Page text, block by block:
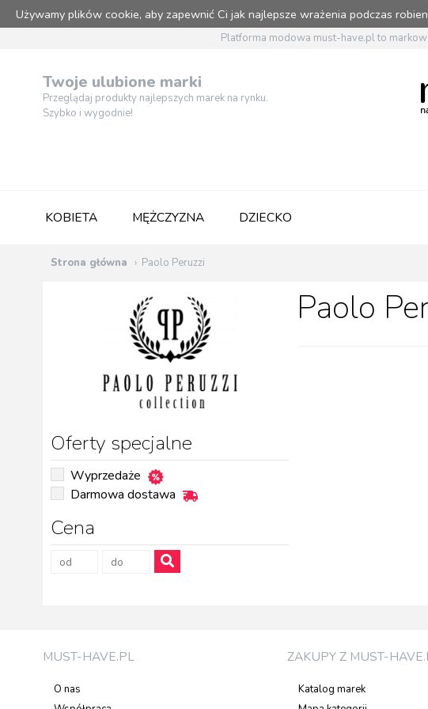
Używamy plików cookie, aby zapewnić Ci jak najlepsze wrażenia podczas
Platforma modowa must-have.pl to
Twoje ulubione marki
Przeglądaj produkty najlepszych marek na rynku.
Szybko i wygodnie!
KOBIETA MĘŻCZYZNA DZIECKO
Strona główna Paolo Peruzzi
Oferty specjalne
Wyprzedaże
Darmowa dostawa
Cena
Paolo
MUST-HAVE.PL
O nas
ZAKUPY Z MUST-
Katalog marek